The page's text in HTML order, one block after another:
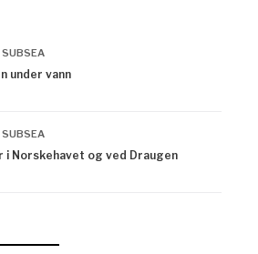
SUBSEA
under vann
SUBSEA
i Norskehavet og ved Draugen